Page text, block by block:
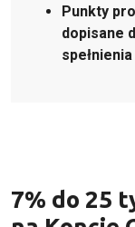
Punkty
dopisane
7% do 25